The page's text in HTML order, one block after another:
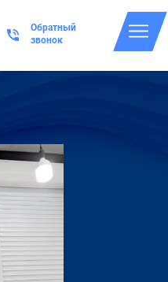
Обратный
звонок